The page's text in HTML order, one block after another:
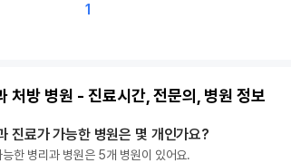
1
처방 병원 - 진료시간, 전문의, 병원 정보
진료가 가능한 병원은 몇 개인가요?
한 병리과 병원은 5개 병원이 있어요.